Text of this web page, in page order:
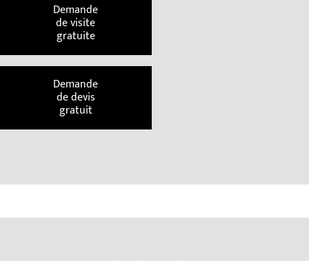
Demande
de visite
gratuite
Demande
de devis
gratuit